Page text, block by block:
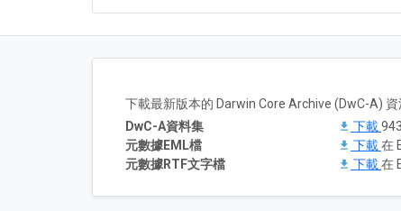
下載最新版本的 Darwin Core Archive (DwC-A) 資
DwC-A資料集
下載
元數據EML檔
下載在
元數據RTF文字檔
下載在